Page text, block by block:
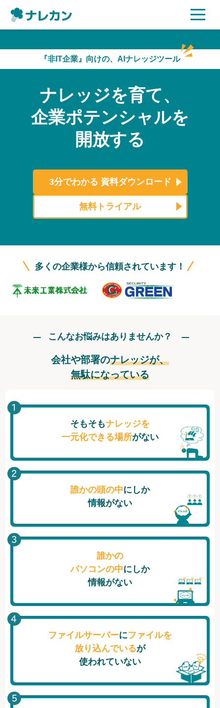
AI機能
ご利用企業様の声
セキュリティ
よくある質問
資料ダウンロード
ログイン
『非IT企業』向けの、AIナレッジツール
ナレッジを育て、
企業ポテンシャルを
開放する
3分でわかる 資料ダウンロード
無料トライアル
多くの企業様から信頼されています！
こんなお悩みはありませんか？
会社や部署のナレッジが、
無駄になっている
そもそもナレッジを
一元化できる場所がない
誰かの頭の中にしか
情報がない
誰かの
パソコンの中にしか
情報がない
ファイルサーバーにファイルを
放り込んでいるが
使われていない